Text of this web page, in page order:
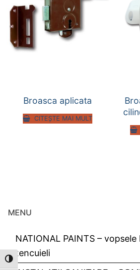
Toggle High Contrast
Broasca aplicata
CITEȘTE MAI MULT
MENU
NATIONAL PAINTS – vopsele
tencuieli